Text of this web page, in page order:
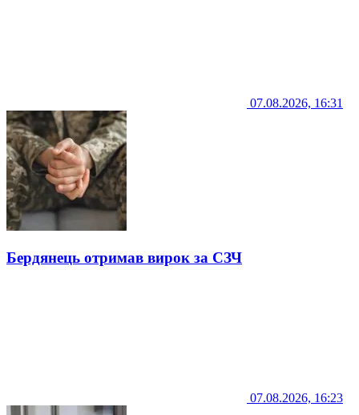
07.08.2026, 16:31
Бердянець отримав вирок за СЗЧ
07.08.2026, 16:23